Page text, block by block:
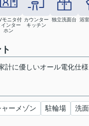
モニタ付
インター
ホン
カウンター
キッチン
独立洗面台 浴
計に優しいオール電化仕様
ャーメゾン 駐輪場 洗